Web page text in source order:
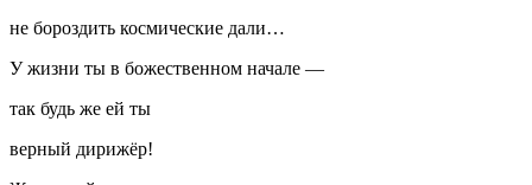
не бороздить космические дали…
У жизни ты в божественном начале —
так будь же ей ты
верный дирижёр!